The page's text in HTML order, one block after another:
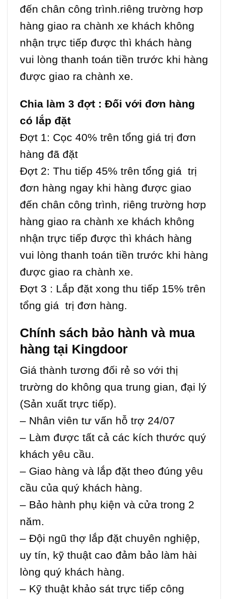
đến chân công trình.riêng trường hơp
hàng giao ra chành xe khách không
nhận trực tiếp được thì khách hàng
vui lòng thanh toán tiền trước khi hàng
được giao ra chành xe.
Chia làm 3 đợt : Đối với đơn hàng
có lắp đặt
Đợt 1: Cọc 40% trên tổng giá trị đơn
hàng đã đặt
Đợt 2: Thu tiếp 45% trên tổng giá trị
đơn hàng ngay khi hàng được giao
đến chân công trình, riêng trường hơp
hàng giao ra chành xe khách không
nhận trực tiếp được thì khách hàng
vui lòng thanh toán tiền trước khi hàng
được giao ra chành xe.
Đợt 3 : Lắp đặt xong thu tiếp 15% trên
tổng giá trị đơn hàng.
Chính sách bảo hành và mua
hàng tại Kingdoor
Giá thành tương đối rẻ so với thị
trường do không qua trung gian, đại lý
(Sản xuất trực tiếp).
– Nhân viên tư vấn hỗ trợ 24/07
– Làm được tất cả các kích thước quý
khách yêu cầu.
– Giao hàng và lắp đặt theo đúng yêu
cầu của quý khách hàng.
– Bảo hành phụ kiện và cửa trong 2
năm.
– Đội ngũ thợ lắp đặt chuyên nghiệp,
uy tín, kỹ thuật cao đảm bảo làm hài
lòng quý khách hàng.
– Kỹ thuật khảo sát trực tiếp công